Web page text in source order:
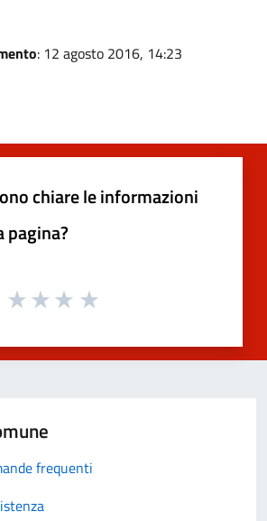
: 12 agosto 2016, 14:23
chiare le informazioni
pagina?
frequenti